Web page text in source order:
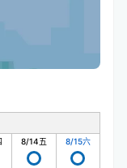
8/14五 8/15六